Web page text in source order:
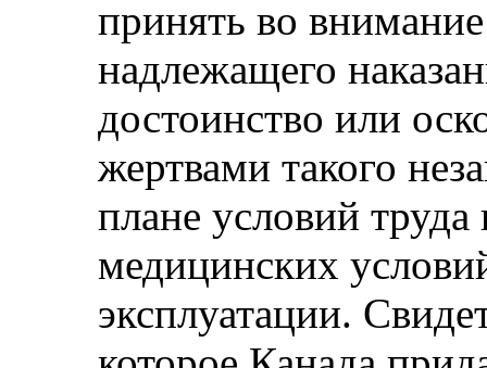
принять во
надлежащего
достоинство или
жертвами такого
плане условий
медицинских
эксплуатации.